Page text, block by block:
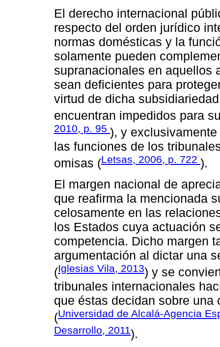
El derecho internacional
respecto del orden jurídico
normas domésticas y la
solamente pueden
supranacionales en aquellos
sean deficientes para
virtud de dicha
encuentran impedidos para
2010, p. 95 ), y
las funciones de los
omisas (Letsas, 2006, p. 722 ).
El margen nacional de
que reafirma la mencionada
celosamente en las
los Estados cuya actuación
competencia. Dicho margen
argumentación al dictar una
(Iglesias Vila, 2013) y se
tribunales internacionales
que éstas decidan sobre una
(Universidad de Alcalá-Agencia
Desarrollo, 2011).